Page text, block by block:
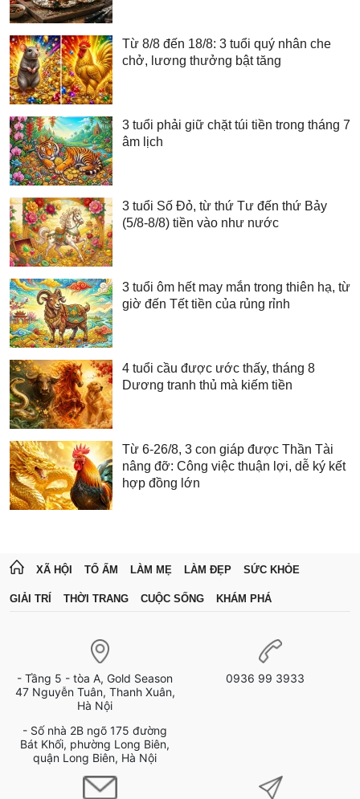
Từ 8/8 đến 18/8: 3 tuổi quý nhân che
chở, lương thưởng bật tăng
3 tuổi phải giữ chặt túi tiền trong tháng 7
âm lịch
3 tuổi Số Đỏ, từ thứ Tư đến thứ Bảy
(5/8-8/8) tiền vào như nước
3 tuổi ôm hết may mắn trong thiên hạ, từ
giờ đến Tết tiền của rủng rỉnh
4 tuổi cầu được ước thấy, tháng 8
Dương tranh thủ mà kiếm tiền
Từ 6-26/8, 3 con giáp được Thần Tài
nâng đỡ: Công việc thuận lợi, dễ ký kết
hợp đồng lớn
XÃ HỘI TỔ ẤM LÀM MẸ LÀM ĐẸP SỨC KHỎE
GIẢI TRÍ THỜI TRANG CUỘC SỐNG KHÁM PHÁ
- Tầng 5 - tòa A, Gold Season
47 Nguyễn Tuân, Thanh Xuân,
Hà Nội
- Số nhà 2B ngõ 175 đường
Bát Khối, phường Long Biên,
quận Long Biên, Hà Nội
0936 99 3933